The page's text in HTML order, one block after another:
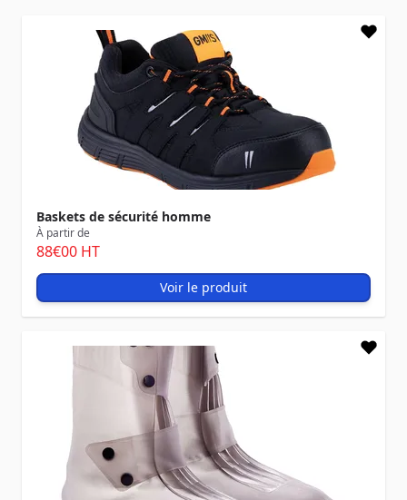
Baskets de sécurité homme
À partir de
88€00 HT
Voir le produit